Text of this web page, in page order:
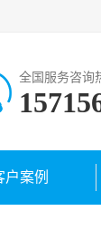
全国服务咨询
户案例